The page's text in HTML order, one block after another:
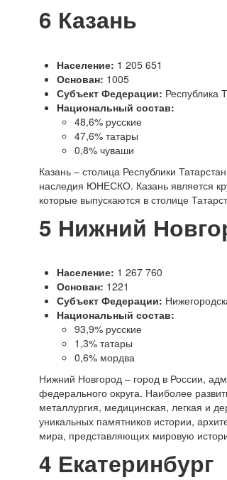
6 Казань
Население: 1 205 651
Основан: 1005
Субъект Федерации: Республика
Национальный состав:
48,6% русские
47,6% татары
0,8% чуваши
Казань – столица Республики
наследия ЮНЕСКО. Казань является
которые выпускаются в столице
5 Нижний
Население: 1 267 760
Основан: 1221
Субъект Федерации:
Национальный состав:
93,9% русские
1,3% татары
0,6% мордва
Нижний Новгород – город в России,
федерального округа. Наиболее
металлургия, медицинская, легкая и
уникальных памятников истории,
мира, представляющих мировую
4 Екатеринбург